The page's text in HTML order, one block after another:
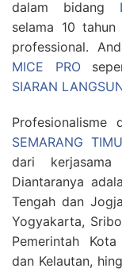
dalam bidang
selama 10
professional.
MICE PRO
SIARAN
Profesionalisme
SEMARANG
dari
Diantaranya
Tengah dan
Yogyakarta,
Pemerintah
dan Kelautan,